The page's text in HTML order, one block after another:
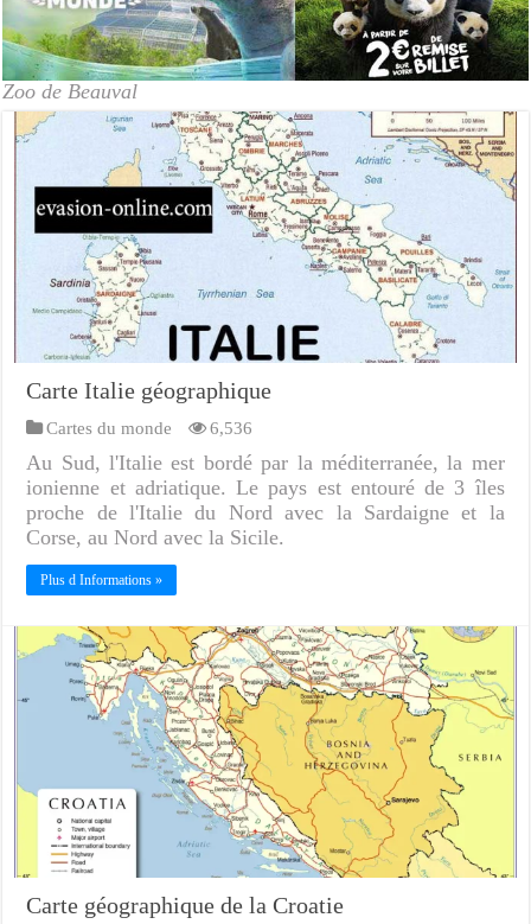
Zoo de Beauval
Carte Italie géographique
Cartes du monde 6,536
Au Sud, l'Italie est bordé par la méditerranée, la mer
ionienne et adriatique. Le pays est entouré de 3 îles
proche de l'Italie du Nord avec la Sardaigne et la
Corse, au Nord avec la Sicile.
Plus d Informations »
Carte géographique de la Croatie